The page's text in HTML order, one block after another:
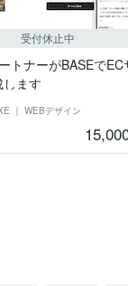
受付休止中
トナーがBASEでEC
ます
｜ WEBデザイン